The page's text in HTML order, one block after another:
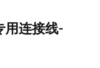
用连接线-